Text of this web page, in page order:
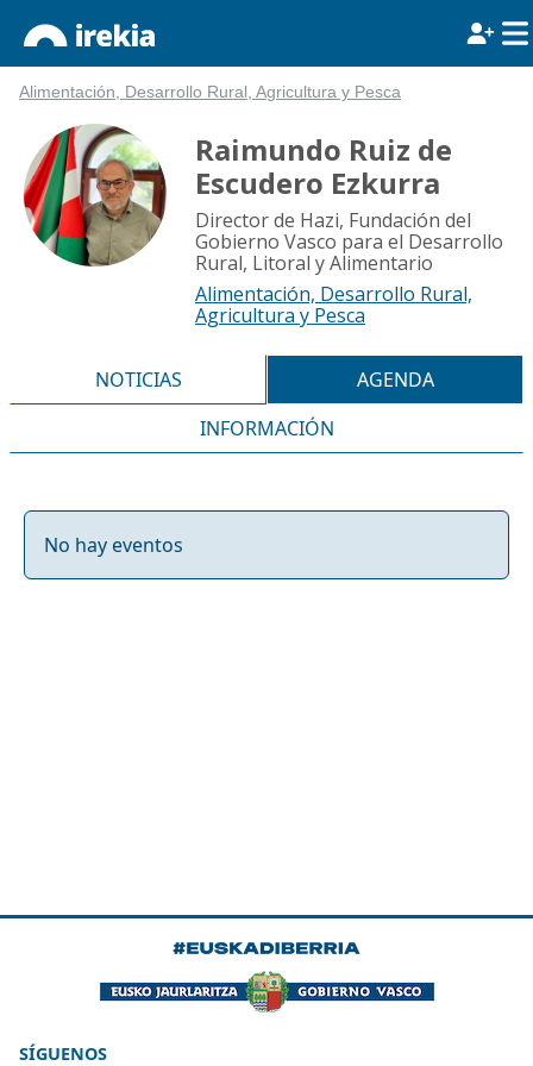
Alimentación, Desarrollo Rural, Agricultura y Pesca
Raimundo Ruiz de
Escudero Ezkurra
Director de Hazi, Fundación del
Gobierno Vasco para el Desarrollo
Rural, Litoral y Alimentario
Alimentación, Desarrollo Rural,
Agricultura y Pesca
NOTICIAS
AGENDA
INFORMACIÓN
No hay eventos
SÍGUENOS